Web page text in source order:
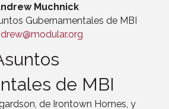
Muchnick
Gubernamentales de MBI
de MBI
de Irontown Homes, y